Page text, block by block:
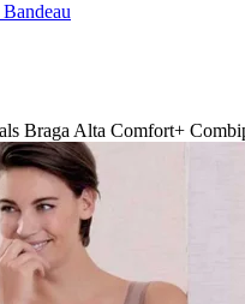
Braga Alta Comfort+